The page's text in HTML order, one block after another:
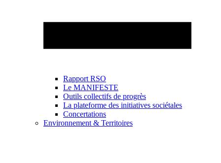
Rapport RSO
Le MANIFESTE
Outils collectifs de progrès
La plateforme des initiatives sociétales
Concertations
Environnement & Territoires